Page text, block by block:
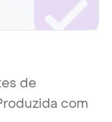
de
com